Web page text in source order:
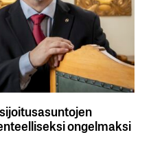
ongelmaksi